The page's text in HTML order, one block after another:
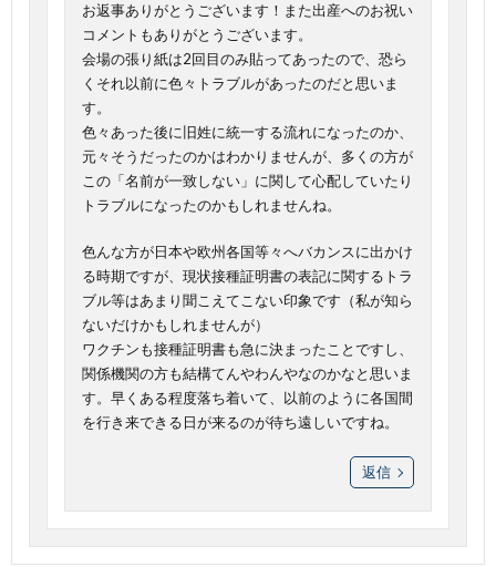
お返事ありがとうございます！また出産へのお祝い
コメントもありがとうございます。
会場の張り紙は2回目のみ貼ってあったので、恐ら
くそれ以前に色々トラブルがあったのだと思いま
す。
色々あった後に旧姓に統一する流れになったのか、
元々そうだったのかはわかりませんが、多くの方が
この「名前が一致しない」に関して心配していたり
トラブルになったのかもしれませんね。
色んな方が日本や欧州各国等々へバカンスに出かけ
る時期ですが、現状接種証明書の表記に関するトラ
ブル等はあまり聞こえてこない印象です（私が知ら
ないだけかもしれませんが）
ワクチンも接種証明書も急に決まったことですし、
関係機関の方も結構てんやわんやなのかなと思いま
す。早くある程度落ち着いて、以前のように各国間
を行き来できる日が来るのが待ち遠しいですね。
返信